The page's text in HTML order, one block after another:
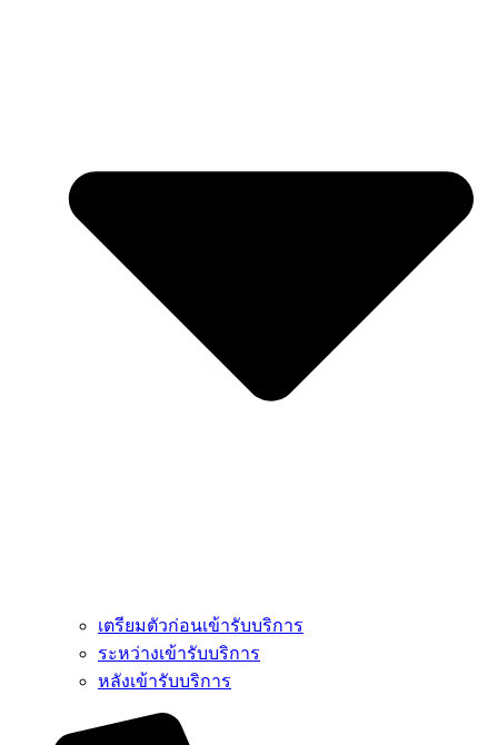
เตรียมตัวก่อนเข้ารับบริการ
ระหว่างเข้ารับบริการ
หลังเข้ารับบริการ